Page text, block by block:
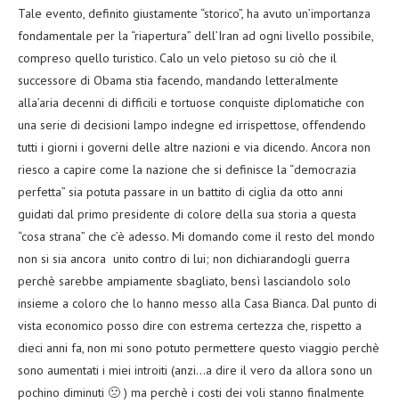
Tale evento, definito giustamente “storico”, ha avuto un’importanza
fondamentale per la “riapertura” dell’Iran ad ogni livello possibile,
compreso quello turistico. Calo un velo pietoso su ciò che il
successore di Obama stia facendo, mandando letteralmente
alla’aria decenni di difficili e tortuose conquiste diplomatiche con
una serie di decisioni lampo indegne ed irrispettose, offendendo
tutti i giorni i governi delle altre nazioni e via dicendo. Ancora non
riesco a capire come la nazione che si definisce la “democrazia
perfetta” sia potuta passare in un battito di ciglia da otto anni
guidati dal primo presidente di colore della sua storia a questa
“cosa strana” che c’è adesso. Mi domando come il resto del mondo
non si sia ancora unito contro di lui; non dichiarandogli guerra
perchè sarebbe ampiamente sbagliato, bensì lasciandolo solo
insieme a coloro che lo hanno messo alla Casa Bianca. Dal punto di
vista economico posso dire con estrema certezza che, rispetto a
dieci anni fa, non mi sono potuto permettere questo viaggio perchè
sono aumentati i miei introiti (anzi…a dire il vero da allora sono un
pochino diminuti 🙁 ) ma perchè i costi dei voli stanno finalmente